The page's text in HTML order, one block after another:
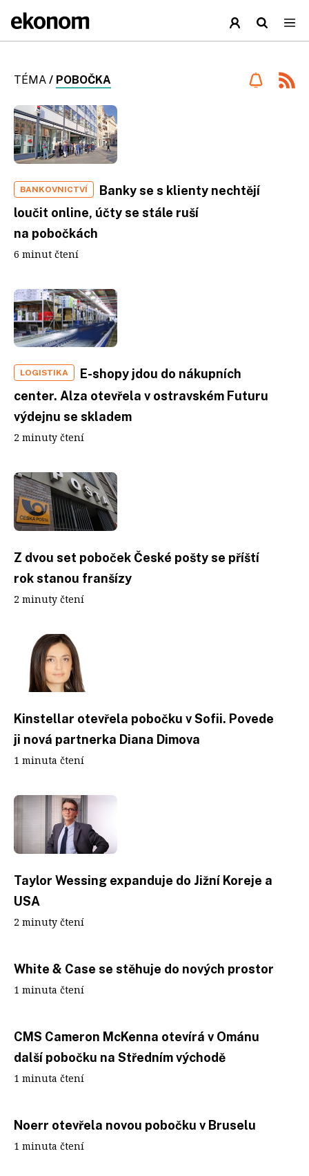
TÉMA / POBOČKA
BANKOVNICTVÍ
Banky se s klienty nechtějí
loučit online, účty se stále ruší
na pobočkách
6 minut čtení
LOGISTIKA
E-shopy jdou do nákupních
center. Alza otevřela v ostravském Futuru
výdejnu se skladem
2 minuty čtení
Z dvou set poboček České pošty se příští
rok stanou franšízy
2 minuty čtení
Kinstellar otevřela pobočku v Sofii. Povede
ji nová partnerka Diana Dimova
1 minuta čtení
Taylor Wessing expanduje do Jižní Koreje a
USA
2 minuty čtení
White & Case se stěhuje do nových prostor
1 minuta čtení
CMS Cameron McKenna otevírá v Ománu
další pobočku na Středním východě
1 minuta čtení
Noerr otevřela novou pobočku v Bruselu
1 minuta čtení